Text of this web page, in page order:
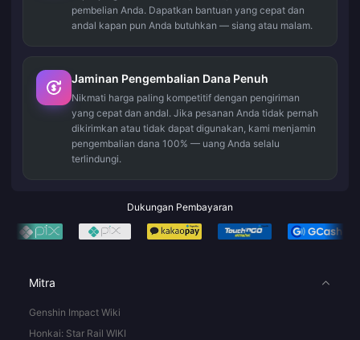
pembelian Anda. Dapatkan bantuan yang cepat dan
andal kapan pun Anda butuhkan — siang atau malam.
Jaminan Pengembalian Dana Penuh
Nikmati harga paling kompetitif dengan pengiriman
yang cepat dan andal. Jika pesanan Anda tidak pernah
dikirimkan atau tidak dapat digunakan, kami menjamin
pengembalian dana 100% — uang Anda selalu
terlindungi.
Dukungan Pembayaran
Mitra
Genshin Impact Wiki
Honkai: Star Rail WIKI